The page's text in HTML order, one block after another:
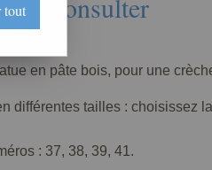
consulter
en pâte bois, pour une
différentes tailles : choisissez
: 37, 38, 39, 41.
tout